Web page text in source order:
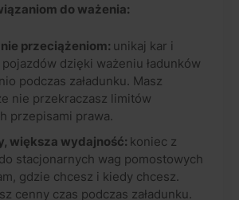
do ważenia:
przeciążeniom: unikaj kar i
dzięki ważeniu ładunków
podczas załadunku. Masz
nie przekraczasz limitów
przepisami prawa.
większa wydajność: koniec z
stacjonarnych wag pomostowych
gdzie chcesz i kiedy chcesz.
cenny czas podczas załadunku.